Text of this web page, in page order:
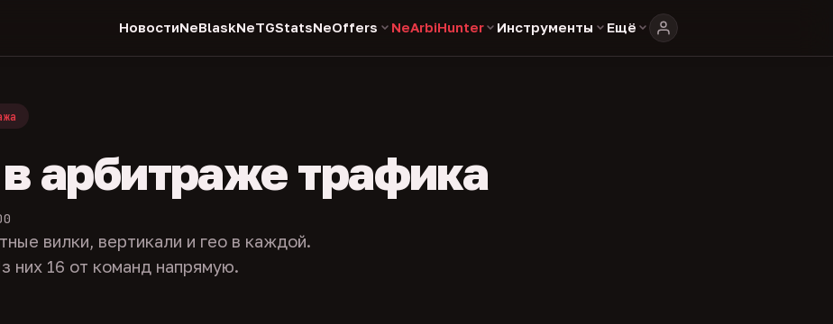
НовостиNeBlaskNeTGStatsNeOffers NeArbiHunter Инструменты Ещё
арбитраже трафика
вилки, вертикали и гео в каждой.
них 16 от команд напрямую.